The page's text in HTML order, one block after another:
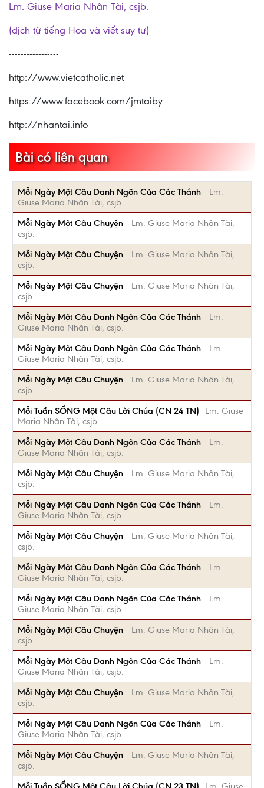
Lm. Giuse Maria Nhân Tài, csjb.
(dịch từ tiếng Hoa và viết suy tư)
-----------------
http://www.vietcatholic.net
https://www.facebook.com/jmtaiby
http://nhantai.info
Bài có liên quan
Mỗi Ngày Một Câu Danh Ngôn Của Các Thánh
Lm.
Giuse Maria Nhân Tài, csjb.
Mỗi Ngày Một Câu Chuyện
Lm. Giuse Maria Nhân Tài,
csjb.
Mỗi Ngày Một Câu Chuyện
Lm. Giuse Maria Nhân Tài,
csjb.
Mỗi Ngày Một Câu Chuyện
Lm. Giuse Maria Nhân Tài,
csjb.
Mỗi Ngày Một Câu Danh Ngôn Của Các Thánh
Lm.
Giuse Maria Nhân Tài, csjb.
Mỗi Ngày Một Câu Danh Ngôn Của Các Thánh
Lm.
Giuse Maria Nhân Tài, csjb.
Mỗi Ngày Một Câu Chuyện
Lm. Giuse Maria Nhân Tài,
csjb.
Mỗi Tuần SỐNG Một Câu Lời Chúa (CN 24 TN)
Lm. Giuse
Maria Nhân Tài, csjb.
Mỗi Ngày Một Câu Danh Ngôn Của Các Thánh
Lm.
Giuse Maria Nhân Tài, csjb.
Mỗi Ngày Một Câu Chuyện
Lm. Giuse Maria Nhân Tài,
csjb.
Mỗi Ngày Một Câu Danh Ngôn Của Các Thánh
Lm.
Giuse Maria Nhân Tài, csjb.
Mỗi Ngày Một Câu Chuyện
Lm. Giuse Maria Nhân Tài,
csjb.
Mỗi Ngày Một Câu Danh Ngôn Của Các Thánh
Lm.
Giuse Maria Nhân Tài, csjb.
Mỗi Ngày Một Câu Danh Ngôn Của Các Thánh
Lm.
Giuse Maria Nhân Tài, csjb.
Mỗi Ngày Một Câu Chuyện
Lm. Giuse Maria Nhân Tài,
csjb.
Mỗi Ngày Một Câu Danh Ngôn Của Các Thánh
Lm.
Giuse Maria Nhân Tài, csjb.
Mỗi Ngày Một Câu Chuyện
Lm. Giuse Maria Nhân Tài,
csjb.
Mỗi Ngày Một Câu Danh Ngôn Của Các Thánh
Lm.
Giuse Maria Nhân Tài, csjb.
Mỗi Ngày Một Câu Chuyện
Lm. Giuse Maria Nhân Tài,
csjb.